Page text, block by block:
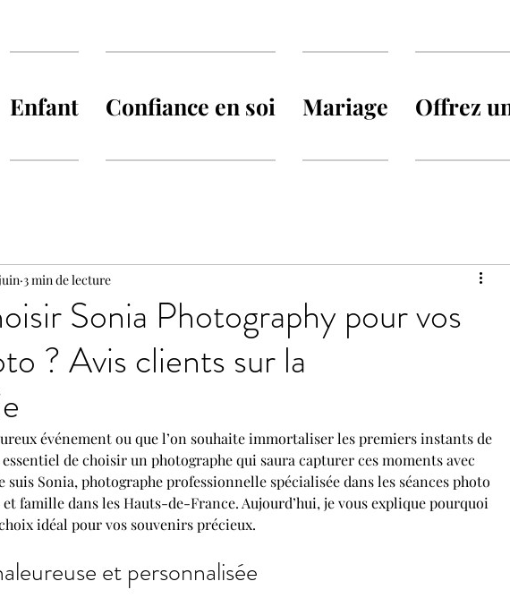
Enfant Confiance en soi Mariage Offrez
Sonia Photography pour vos
? Avis clients sur la
3 min de lecture
événement ou que l’on souhaite immortaliser les premiers instants de
de choisir un photographe qui saura capturer ces moments avec
Sonia, photographe professionnelle spécialisée dans les séances photo
et famille dans les Hauts-de-France. Aujourd’hui, je vous explique pourquoi
idéal pour vos souvenirs précieux.
et personnalisée